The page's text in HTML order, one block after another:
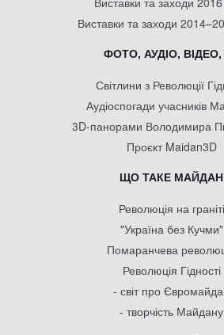
Виставки та заходи
ФОТО, АУДІО, ВІДЕО,
Світлини з Революції
Аудіоспогади учасників
3D-панорами Володимира
Проєкт Maidan3D
ЩО ТАКЕ МАЙДАН
Революція на граніті
"Україна без Кучми"
Помаранчева
Революція Гідності
- світ про
- творчість Майдану